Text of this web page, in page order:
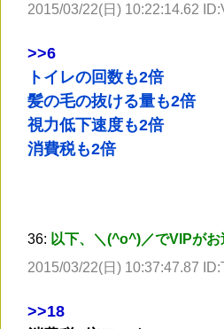
2015/03/22(日) 10:22:14.62
>>6
トイレの回数も2倍
髪の毛の抜ける量も2倍
視力低下速度も2倍
消費税も2倍
36: 以下、＼(^o^)／でVIPが
2015/03/22(日) 10:37:47.87
>>18